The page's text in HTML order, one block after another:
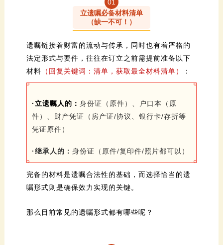
01
立遗嘱必备材料清单
（缺一不可！）
法定形式与要件，往往在订立之前
材料 （回复关键词：清单，获取最全材料清单） ：
·立遗嘱人的：
凭证原件）
·继承人的：身份证（原件/复印件/照片都可以）
嘱形式则是确保效力实现的关键。
那么目前常见的遗嘱形式都有哪些呢？